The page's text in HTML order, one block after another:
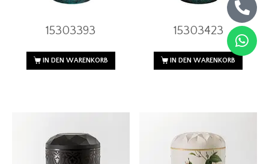
15303393
IN DEN WARENKORB
15303423
IN DEN WARENKORB